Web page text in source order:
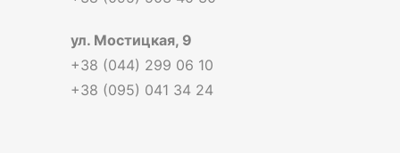
ул. Мостицкая, 9
+38 (044) 299 06 10
+38 (095) 041 34 24